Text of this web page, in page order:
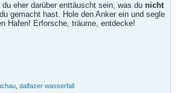
du eher darüber enttäuscht sein, was du nicht
gemacht hast. Hole den Anker ein und segle
Hafen! Erforsche, träume, entdecke!
dalfazer wasserfall